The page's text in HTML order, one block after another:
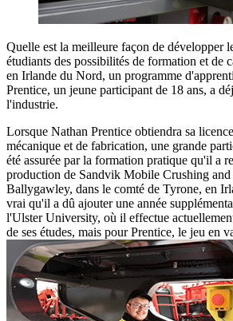
Quelle est la meilleure façon de développer
étudiants des possibilités de formation et de
en Irlande du Nord, un programme
Prentice, un jeune participant de 18 ans, a
l'industrie.
Lorsque Nathan Prentice obtiendra sa
mécanique et de fabrication, une grande
été assurée par la formation pratique qu'il a
production de Sandvik Mobile Crushing and
Ballygawley, dans le comté de Tyrone, en
vrai qu'il a dû ajouter une année
l'Ulster University, où il effectue
de ses études, mais pour Prentice, le jeu en